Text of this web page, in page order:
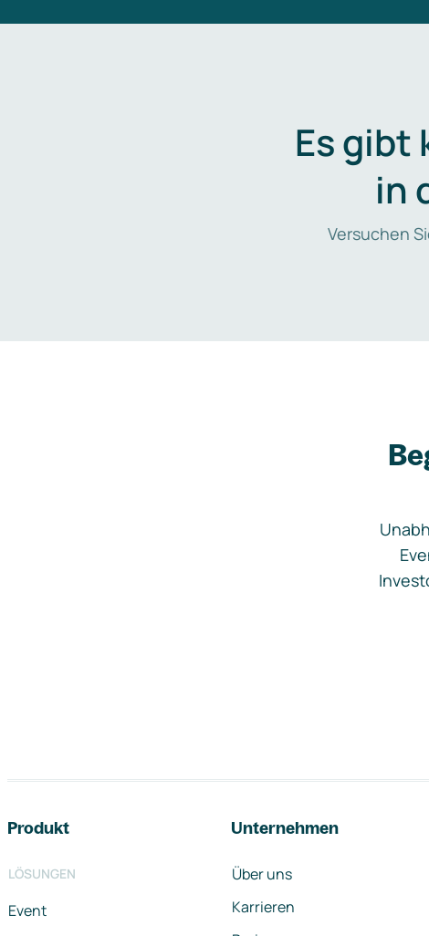
Es gibt
in
Versuchen
Produkt
LÖSUNGEN
Event
Unternehmen
Über uns
Karrieren